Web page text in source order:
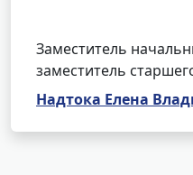
Заместитель
заместитель
Надтока Елена